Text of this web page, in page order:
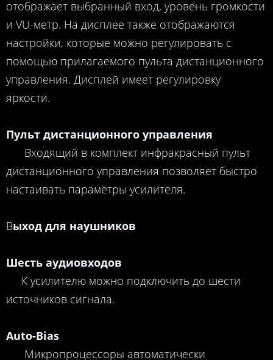
отображает выбранный вход, уровень громкости
и VU-метр. На дисплее также отображаются
настройки, которые можно регулировать с
помощью прилагаемого пульта дистанционного
управления. Дисплей имеет регулировку
яркости.
Пульт дистанционного управления
Входящий в комплект инфракрасный пульт
дистанционного управления позволяет быстро
настаивать параметры усилителя.
Выход для наушников
Шесть аудиовходов
К усилителю можно подключить до шести
источников сигнала.
Auto-Bias
Микропроцессоры автоматически